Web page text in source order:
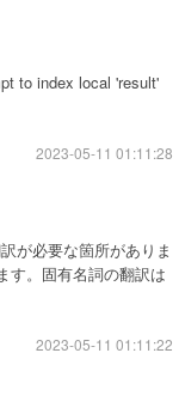
to index local 'result'
2023-05-11 01:11:28
が必要な箇所がありま
す。固有名詞の翻訳は
2023-05-11 01:11:22